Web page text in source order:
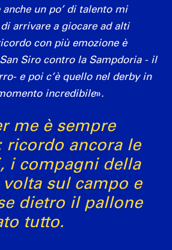
un po’ di talento mi
arrivare a giocare ad alti
con più emozione è
Siro contro la Sampdoria - il
e poi c’è quello nel derby in
incredibile».
me è sempre
ricordo ancora le
i compagni della
sul campo e
dietro il pallone
tutto.